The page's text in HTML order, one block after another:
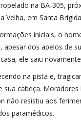
na BA-305,
Velha, em Santa Brígida
iniciais, o
apesar dos apelos de
ele saiu
na pista e,
sua cabeça.
não resistiu aos
paramédicos.